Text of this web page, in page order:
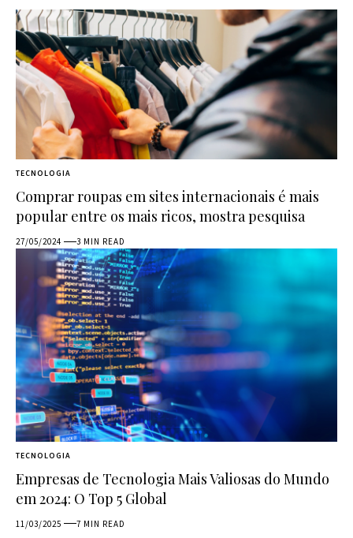
TECNOLOGIA
Comprar roupas em sites internacionais é mais
popular entre os mais ricos, mostra pesquisa
27/05/2024 3 MIN READ
TECNOLOGIA
Empresas de Tecnologia Mais Valiosas do Mundo
em 2024: O Top 5 Global
11/03/2025 7 MIN READ